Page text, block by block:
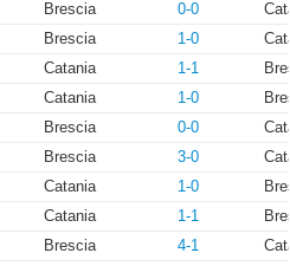
Brescia 0-0
Brescia 1-0
Catania 1-1
Catania 1-0
Brescia 0-0
Brescia 3-0
Catania 1-0
Catania 1-1
Brescia 4-1